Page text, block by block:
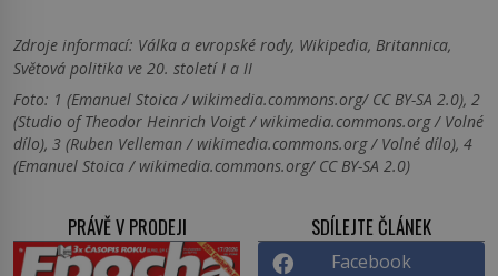
Zdroje informací: Válka a evropské rody, Wikipedia, Britannica,
Světová politika ve 20. století I a II
Foto: 1 (Emanuel Stoica / wikimedia.commons.org/ CC BY-SA 2.0), 2
(Studio of Theodor Heinrich Voigt / wikimedia.commons.org / Volné
dílo), 3 (Ruben Velleman / wikimedia.commons.org / Volné dílo), 4
(Emanuel Stoica / wikimedia.commons.org/ CC BY-SA 2.0)
PRÁVĚ V PRODEJI SDÍLEJTE ČLÁNEK
Facebook